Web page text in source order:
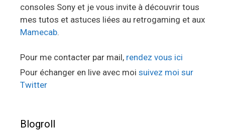
consoles Sony et je vous invite à découvrir tous
mes tutos et astuces liées au retrogaming et aux
Mamecab.
Pour me contacter par mail, rendez vous ici
Pour échanger en live avec moi suivez moi sur
Twitter
Blogroll